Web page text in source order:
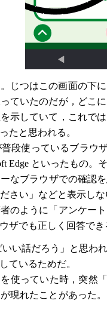
つはこの画面の下
ていたのだが，どこ
示していて，これで
たと思われる。
段使っているブラウ
Edge といったもの
なブラウザでの確認
さい」などと表示し
のように「アンケー
ザでも正しく回答で
い話だろう」と思
ているためだ。
使っていた時，突然
現れたことがあった